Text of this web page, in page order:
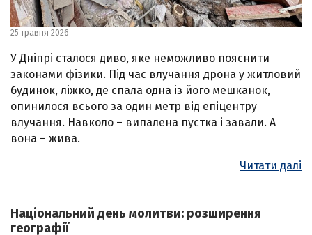
25 травня 2026
У Дніпрі сталося диво, яке неможливо пояснити
законами фізики. Під час влучання дрона у житловий
будинок, ліжко, де спала одна із його мешканок,
опинилося всього за один метр від епіцентру
влучання. Навколо – випалена пустка і завали. А
вона – жива.
Читати далі
Національний день молитви: розширення
географії